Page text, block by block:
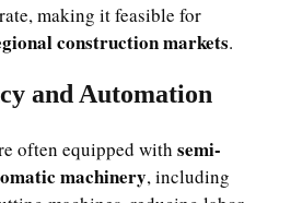
making it feasible for
construction markets.
and Automation
often equipped with semi-
machinery, including